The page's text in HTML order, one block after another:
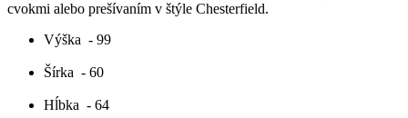
cvokmi alebo prešívaním v štýle Chesterfield.
Výška - 99
Šírka - 60
Hĺbka - 64